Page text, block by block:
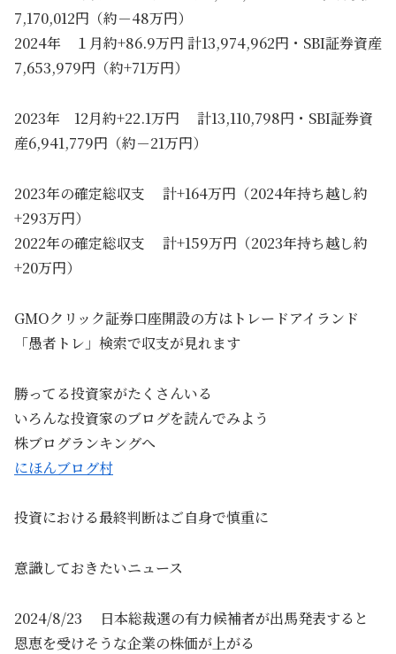
7,170,012円（約－48万円）
2024年 １月約+86.9万円 計13,974,962円・SBI証券資産
7,653,979円（約+71万円）
2023年 12月約+22.1万円 計13,110,798円・SBI証券資
産6,941,779円（約－21万円）
2023年の確定総収支 計+164万円（2024年持ち越し約
+293万円）
2022年の確定総収支 計+159万円（2023年持ち越し約
+20万円）
GMOクリック証券口座開設の方はトレードアイランド
「愚者トレ」検索で収支が見れます
勝ってる投資家がたくさんいる
いろんな投資家のブログを読んでみよう
株ブログランキングへ
にほんブログ村
投資における最終判断はご自身で慎重に
意識しておきたいニュース
2024/8/23 日本総裁選の有力候補者が出馬発表すると
恩恵を受けそうな企業の株価が上がる